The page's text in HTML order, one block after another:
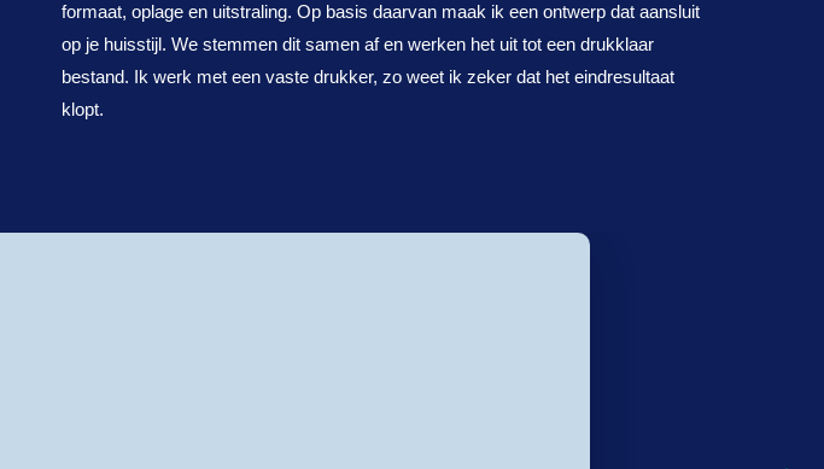
formaat, oplage en uitstraling. Op basis daarvan maak ik een ontwerp dat aansluit
op je huisstijl. We stemmen dit samen af en werken het uit tot een drukklaar
bestand. Ik werk met een vaste drukker, zo weet ik zeker dat het eindresultaat
klopt.